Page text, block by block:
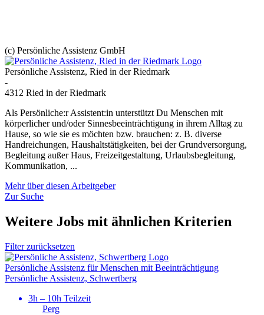
(c) Persönliche Assistenz GmbH
Persönliche Assistenz, Ried in der Riedmark
-
4312 Ried in der Riedmark
Als Persönliche:r Assistent:in unterstützt Du Menschen mit
körperlicher und/oder Sinnesbeeinträchtigung in ihrem Alltag zu
Hause, so wie sie es möchten bzw. brauchen: z. B. diverse
Handreichungen, Haushaltstätigkeiten, bei der Grundversorgung,
Begleitung außer Haus, Freizeitgestaltung, Urlaubsbegleitung,
Kommunikation, ...
Mehr über diesen Arbeitgeber
Zur Suche
Weitere Jobs mit ähnlichen Kriterien
Filter zurücksetzen
Persönliche Assistenz für Menschen mit Beeinträchtigung
Persönliche Assistenz, Schwertberg
3h – 10h Teilzeit
Perg